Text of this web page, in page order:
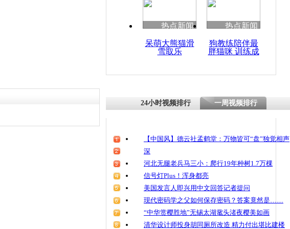
热点新闻
呆萌大熊猫滑
雪取乐
热点新闻
狗教练陪伴最
胖猫咪 训练成
24小时视频排行 一周视频排行
【中国风】德云社孟鹤堂：万物皆可“盘”独觉相声
深
河北无腿老兵马三小：爬行19年种树1.7万棵
信号灯Plus！浑身都亮
美国发言人即兴用中文回答记者提问
现代密码学之父如何保存密码？答案竟然是……
“中华赏樱胜地”无锡太湖鼋头渚夜樱美如画
清华设计师投身胡同厕所改造 精力付出堪比建楼